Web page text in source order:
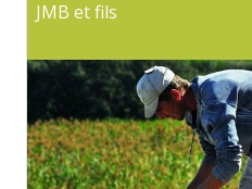
JMB et fils